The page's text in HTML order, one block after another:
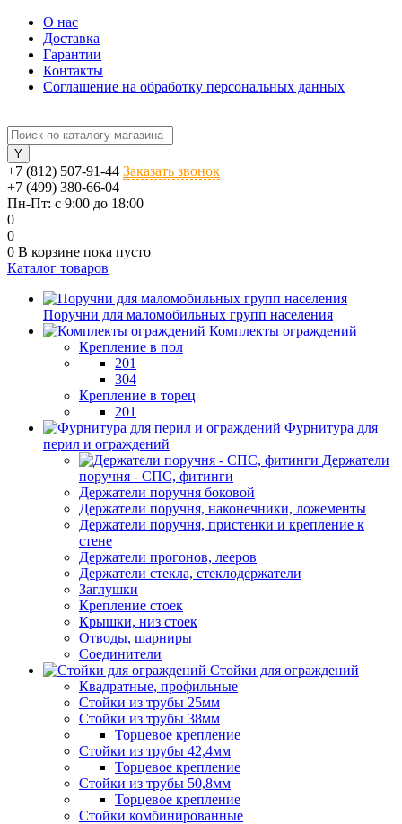
О нас
Доставка
Гарантии
Контакты
Соглашение на обработку персональных данных
+7 (812) 507-91-44 Заказать звонок
+7 (499) 380-66-04
Пн-Пт: с 9:00 до 18:00
0
0
0 В корзине пока пусто
Каталог товаров
Поручни для маломобильных групп населения
Комплекты ограждений
Крепление в пол
201
304
Крепление в торец
201
Фурнитура для
перил и ограждений
Держатели
поручня - СПС, фитинги
Держатели поручня боковой
Держатели поручня, наконечники, ложементы
Держатели поручня, пристенки и крепление к
стене
Держатели прогонов, лееров
Держатели стекла, стеклодержатели
Заглушки
Крепление стоек
Крышки, низ стоек
Отводы, шарниры
Соединители
Стойки для ограждений
Квадратные, профильные
Стойки из трубы 25мм
Стойки из трубы 38мм
Торцевое крепление
Стойки из трубы 42,4мм
Торцевое крепление
Стойки из трубы 50,8мм
Торцевое крепление
Стойки комбинированные